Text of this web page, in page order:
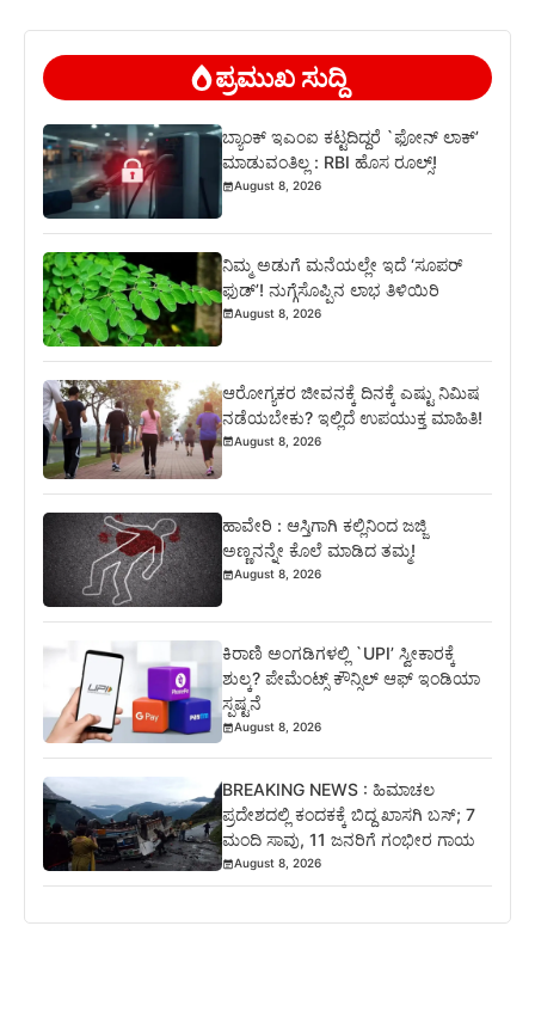
ಪ್ರಮುಖ ಸುದ್ದಿ
ಬ್ಯಾಂಕ್ ಇಎಂಐ ಕಟ್ಟದಿದ್ದರೆ `ಫೋನ್ ಲಾಕ್’
ಮಾಡುವಂತಿಲ್ಲ : RBI ಹೊಸ ರೂಲ್ಸ್!
August 8, 2026
ನಿಮ್ಮ ಅಡುಗೆ ಮನೆಯಲ್ಲೇ ಇದೆ ‘ಸೂಪರ್
ಫುಡ್’! ನುಗ್ಗೆಸೊಪ್ಪಿನ ಲಾಭ ತಿಳಿಯಿರಿ
August 8, 2026
ಆರೋಗ್ಯಕರ ಜೀವನಕ್ಕೆ ದಿನಕ್ಕೆ ಎಷ್ಟು ನಿಮಿಷ
ನಡೆಯಬೇಕು? ಇಲ್ಲಿದೆ ಉಪಯುಕ್ತ ಮಾಹಿತಿ!
August 8, 2026
ಹಾವೇರಿ : ಆಸ್ತಿಗಾಗಿ ಕಲ್ಲಿನಿಂದ ಜಜ್ಜಿ
ಅಣ್ಣನನ್ನೇ ಕೊಲೆ ಮಾಡಿದ ತಮ್ಮ!
August 8, 2026
ಕಿರಾಣಿ ಅಂಗಡಿಗಳಲ್ಲಿ `UPI’ ಸ್ವೀಕಾರಕ್ಕೆ
ಶುಲ್ಕ? ಪೇಮೆಂಟ್ಸ್ ಕೌನ್ಸಿಲ್ ಆಫ್ ಇಂಡಿಯಾ
ಸ್ಪಷ್ಟನೆ
August 8, 2026
BREAKING NEWS : ಹಿಮಾಚಲ
ಪ್ರದೇಶದಲ್ಲಿ ಕಂದಕಕ್ಕೆ ಬಿದ್ದ ಖಾಸಗಿ ಬಸ್; 7
ಮಂದಿ ಸಾವು, 11 ಜನರಿಗೆ ಗಂಭೀರ ಗಾಯ
August 8, 2026